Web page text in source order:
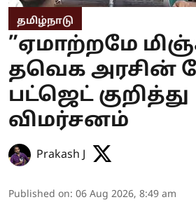
தமிழ்நாடு
”ஏமாற்றமே
தவெக அரசின்
பட்ஜெட் குறித்து
விமர்சனம்
Prakash J
Published on: 06 Aug 2026, 8:49 am